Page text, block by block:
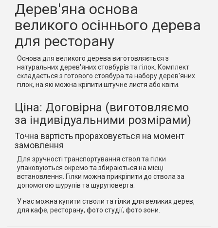
Дерев'яна основа
великого осіннього дерева
для ресторану
Основа для великого дерева виготовляється з
натуральних дерев'яних стовбурів та гілок. Комплект
складається з готового стовбура та набору дерев'яних
гілок, на які можна кріпити штучне листя або квіти.
Ціна: Договірна (виготовляємо
за індивідуальними розмірами)
Точна вартість прораховується на момент
замовлення
Для зручності транспортування ствол та гілки
упаковуються окремо та збираються на місці
встановлення. Гілки можна прикріпити до ствола за
допомогою шурупів та шуруповерта.
У нас можна купити стволи та гілки для великих дерев,
для кафе, ресторану, фото студії, фото зони.